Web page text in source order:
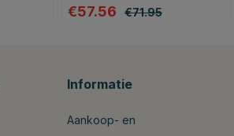
€57.56 €71.95
Informatie
Aankoop- en